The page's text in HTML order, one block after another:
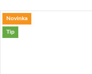
Novinka
Tip